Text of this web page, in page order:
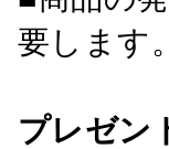
要します。
プレゼン